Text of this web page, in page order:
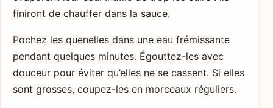
finiront de chauffer dans la sauce.
Pochez les quenelles dans une eau frémissante
pendant quelques minutes. Égouttez-les avec
douceur pour éviter qu’elles ne se cassent. Si elles
sont grosses, coupez-les en morceaux réguliers.